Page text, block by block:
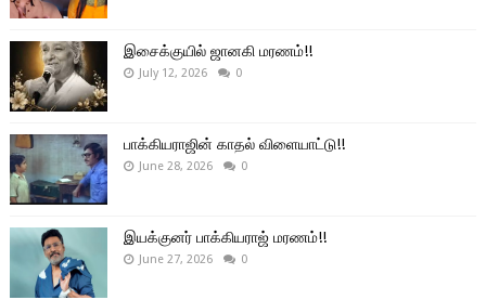
இசைக்குயில் ஜானகி மரணம்!!
July 12, 2026 0
பாக்கியராஜின் காதல் விளையாட்டு!!
June 28, 2026 0
இயக்குனர் பாக்கியராஜ் மரணம்!!
June 27, 2026 0